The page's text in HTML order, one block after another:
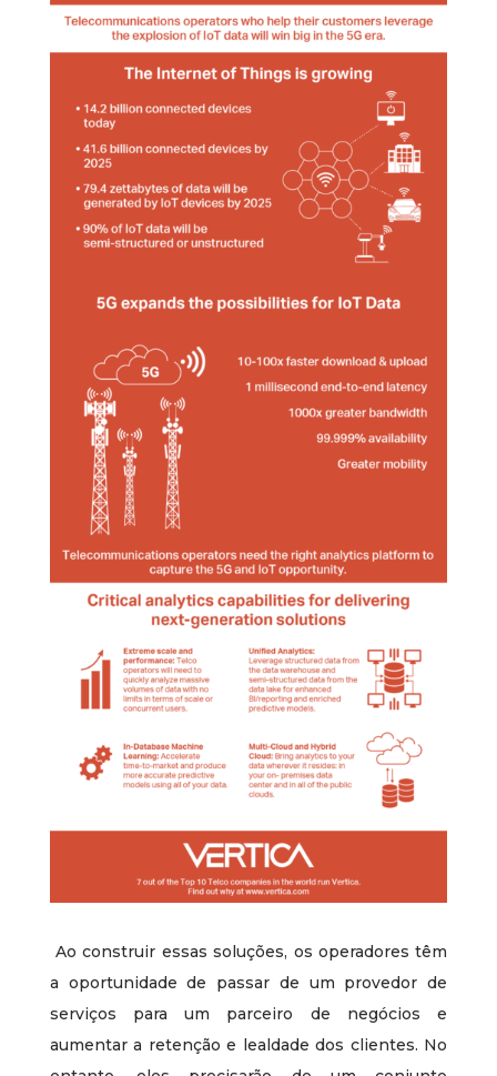
Ao construir essas soluções, os operadores têm
a oportunidade de passar de um provedor de
serviços para um parceiro de negócios e
aumentar a retenção e lealdade dos clientes. No